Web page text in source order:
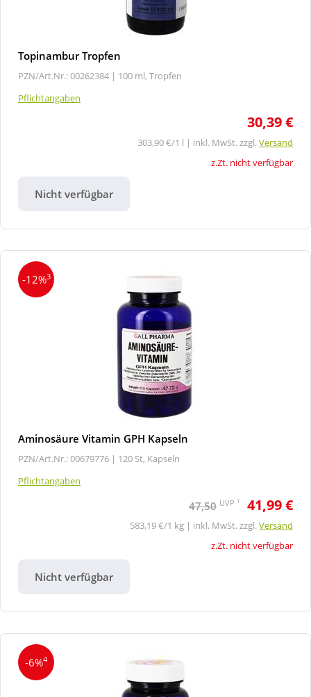
Topinambur Tropfen
PZN/Art.Nr.: 00262384 | 100 ml, Tropfen
Pflichtangaben
30,39 €
303,90 €/1 l | inkl. MwSt. zzgl.Versand
z.Zt. nicht verfügbar
Nicht verfügbar
-12%3
Aminosäure Vitamin GPH Kapseln
PZN/Art.Nr.: 00679776 | 120 St, Kapseln
Pflichtangaben
47,50 UVP 1 41,99 €
583,19 €/1 kg | inkl. MwSt. zzgl.Versand
z.Zt. nicht verfügbar
Nicht verfügbar
-6%4